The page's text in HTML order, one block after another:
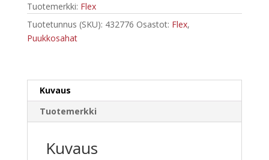
1100
W
määrä
Tuotemerkki: Flex
Tuotetunnus (SKU): 432776 Osastot: Flex,
Puukkosahat
Kuvaus
Tuotemerkki
Kuvaus